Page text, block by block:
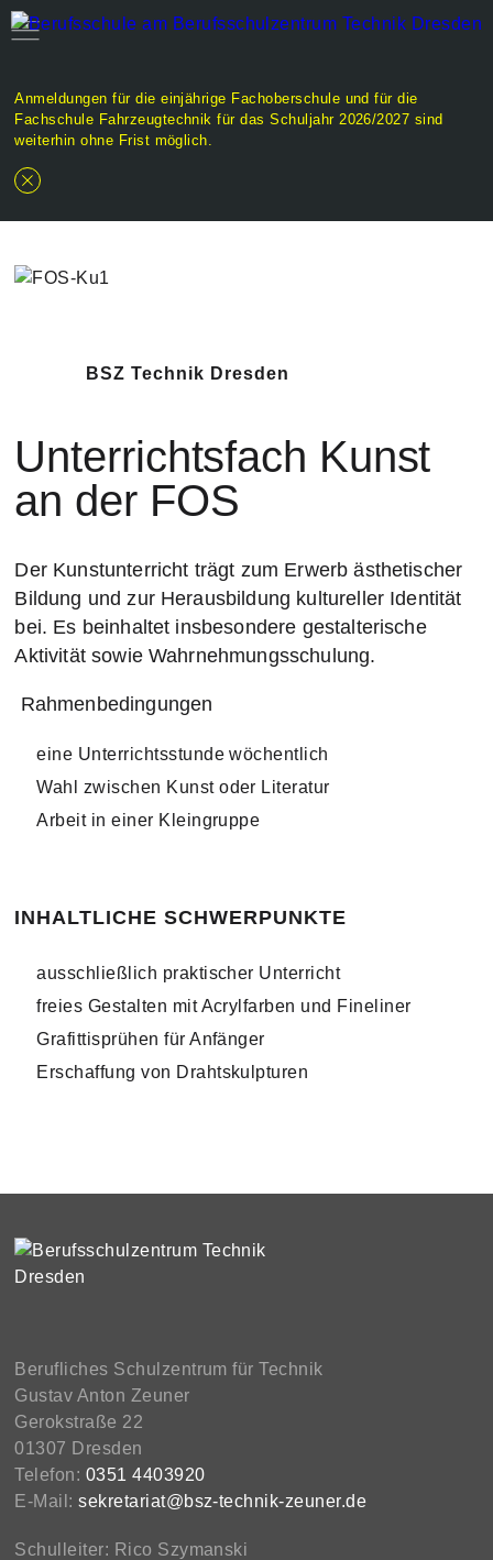
Anmeldungen für die einjährige Fachoberschule und für die
Fachschule Fahrzeugtechnik für das Schuljahr 2026/2027 sind
weiterhin ohne Frist möglich.
BSZ Technik Dresden
Unterrichtsfach Kunst
an der FOS
Der Kunstunterricht trägt zum Erwerb ästhetischer
Bildung und zur Herausbildung kultureller Identität
bei. Es beinhaltet insbesondere gestalterische
Aktivität sowie Wahrnehmungsschulung.
Rahmenbedingungen
eine Unterrichtsstunde wöchentlich
Wahl zwischen Kunst oder Literatur
Arbeit in einer Kleingruppe
INHALTLICHE SCHWERPUNKTE
ausschließlich praktischer Unterricht
freies Gestalten mit Acrylfarben und Fineliner
Grafittisprühen für Anfänger
Erschaffung von Drahtskulpturen
Berufliches Schulzentrum für Technik
Gustav Anton Zeuner
Gerokstraße 22
01307 Dresden
Telefon: 0351 4403920
E-Mail:sekretariat@bsz-technik-zeuner.de
Schulleiter: Rico Szymanski